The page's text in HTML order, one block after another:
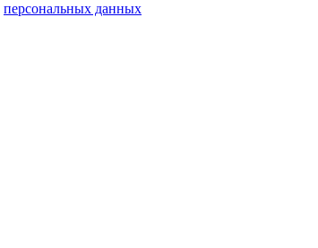
персональных данных